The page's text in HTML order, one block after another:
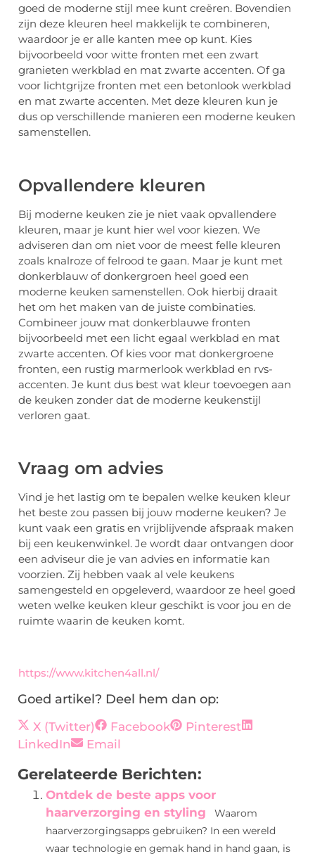
goed de moderne stijl mee kunt creëren. Bovendien
zijn deze kleuren heel makkelijk te combineren,
waardoor je er alle kanten mee op kunt. Kies
bijvoorbeeld voor witte fronten met een zwart
granieten werkblad en mat zwarte accenten. Of ga
voor lichtgrijze fronten met een betonlook werkblad
en mat zwarte accenten. Met deze kleuren kun je
dus op verschillende manieren een moderne keuken
samenstellen.
Opvallendere kleuren
Bij moderne keuken zie je niet vaak opvallendere
kleuren, maar je kunt hier wel voor kiezen. We
adviseren dan om niet voor de meest felle kleuren
zoals knalroze of felrood te gaan. Maar je kunt met
donkerblauw of donkergroen heel goed een
moderne keuken samenstellen. Ook hierbij draait
het om het maken van de juiste combinaties.
Combineer jouw mat donkerblauwe fronten
bijvoorbeeld met een licht egaal werkblad en mat
zwarte accenten. Of kies voor mat donkergroene
fronten, een rustig marmerlook werkblad en rvs-
accenten. Je kunt dus best wat kleur toevoegen aan
de keuken zonder dat de moderne keukenstijl
verloren gaat.
Vraag om advies
Vind je het lastig om te bepalen welke keuken kleur
het beste zou passen bij jouw moderne keuken? Je
kunt vaak een gratis en vrijblijvende afspraak maken
bij een keukenwinkel. Je wordt daar ontvangen door
een adviseur die je van advies en informatie kan
voorzien. Zij hebben vaak al vele keukens
samengesteld en opgeleverd, waardoor ze heel goed
weten welke keuken kleur geschikt is voor jou en de
ruimte waarin de keuken komt.
https://www.kitchen4all.nl/
Goed artikel? Deel hem dan op:
X (Twitter) Facebook
Pinterest
LinkedIn
Email
Gerelateerde Berichten:
Ontdek de beste apps voor
haarverzorging en styling
Waarom
haarverzorgingsapps gebruiken? In een wereld
waar technologie en gemak hand in hand gaan, is